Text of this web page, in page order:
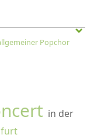
Popchor
in der